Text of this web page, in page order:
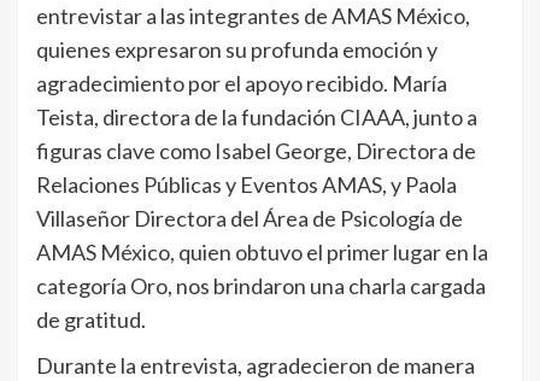
entrevistar a las integrantes de AMAS México,
quienes expresaron su profunda emoción y
agradecimiento por el apoyo recibido. María
Teista, directora de la fundación CIAAA, junto a
figuras clave como Isabel George, Directora de
Relaciones Públicas y Eventos AMAS, y Paola
Villaseñor Directora del Área de Psicología de
AMAS México, quien obtuvo el primer lugar en la
categoría Oro, nos brindaron una charla cargada
de gratitud.
Durante la entrevista, agradecieron de manera